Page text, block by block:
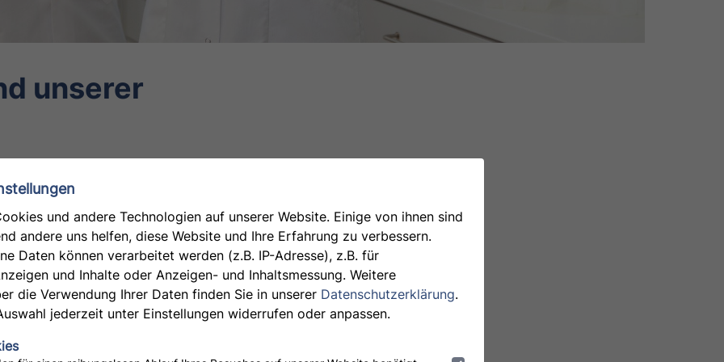
unserer
Ein Blick in den spannenden
technischen Assistent:innen.
stehen im Apothekenalltag die Pharmazeutisch-
und beraten Verbraucher:innen und
anderem Zäpfchen, Kapseln und Salben her. Die
beinhaltet ein sechsmonatiges Praktikum in einer
zum Berufsabschluss PTA.
und andere Technologien auf unserer Website. Einige von ihnen sind
andere uns helfen, diese Website und Ihre Erfahrung zu verbessern.
Daten können verarbeitet werden (z.B. IP-Adresse), z.B. für
und Inhalte oder Anzeigen- und Inhaltsmessung. Weitere
die Verwendung Ihrer Daten finden Sie in unserer Datenschutzerklärung.
jederzeit unter Einstellungen widerrufen oder anpassen.